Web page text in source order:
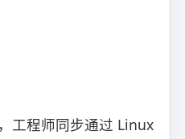
工程师同步通过 Linux